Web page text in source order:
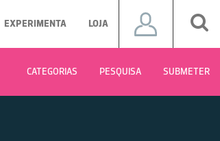
EXPERIMENTA LOJA
CATEGORIAS PESQUISA SUBMETER